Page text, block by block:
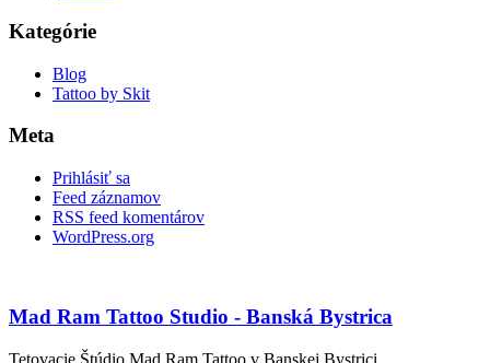
Kategórie
Blog
Tattoo by Skit
Meta
Prihlásiť sa
Feed záznamov
RSS feed komentárov
WordPress.org
Mad Ram Tattoo Studio - Banská Bystrica
Tetovacie Štúdio Mad Ram Tattoo v Banskej Bystrici